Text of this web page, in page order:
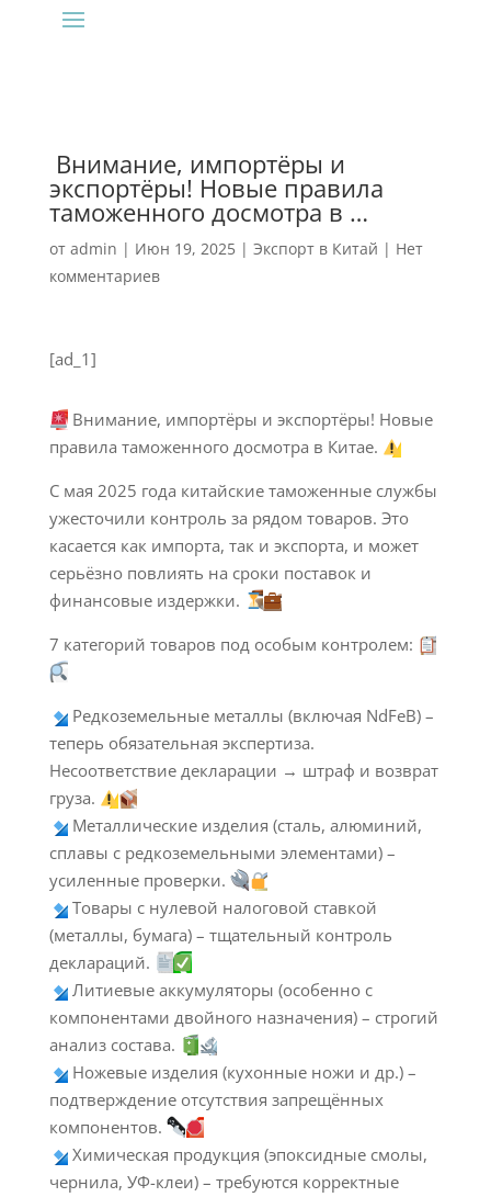
‍ Внимание, импортёры и
экспортёры! Новые правила
таможенного досмотра в …
от admin | Июн 19, 2025| Экспорт в Китай | Нет
комментариев
[ad_1]
Внимание, импортёры и экспортёры! Новые
правила таможенного досмотра в Китае.
С мая 2025 года китайские таможенные службы
ужесточили контроль за рядом товаров. Это
касается как импорта, так и экспорта, и может
серьёзно повлиять на сроки поставок и
финансовые издержки.
7 категорий товаров под особым контролем:
Редкоземельные металлы (включая NdFeB) –
теперь обязательная экспертиза.
Несоответствие декларации → штраф и возврат
груза.
Металлические изделия (сталь, алюминий,
сплавы с редкоземельными элементами) –
усиленные проверки.
Товары с нулевой налоговой ставкой
(металлы, бумага) – тщательный контроль
деклараций.
Литиевые аккумуляторы (особенно с
компонентами двойного назначения) – строгий
анализ состава.
Ножевые изделия (кухонные ножи и др.) –
подтверждение отсутствия запрещённых
компонентов.
Химическая продукция (эпоксидные смолы,
чернила, УФ-клеи) – требуются корректные